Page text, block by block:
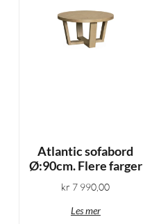
Atlantic sofabord
Ø:90cm. Flere farger
kr 7 990,00
Les mer